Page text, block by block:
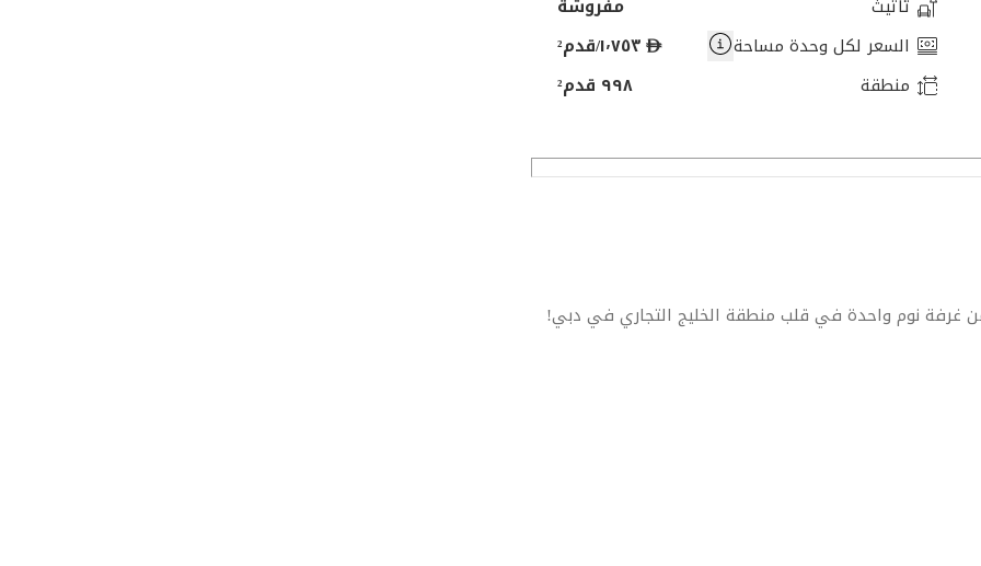
تأثيث
مفروشة
السعر لكل وحدة مساحة
د
١٬٧٥٣/قدم²
منطقة
٩٩٨ قدم²
غرفة نوم واحدة في قلب منطقة الخليج التجاري في دبي!